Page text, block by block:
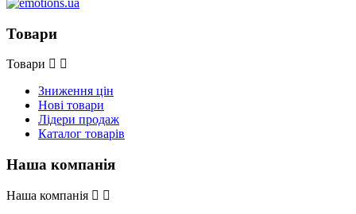
Товари
Товари
Зниження цін
Нові товари
Лідери продаж
Каталог товарів
Наша компанія
Наша компанія